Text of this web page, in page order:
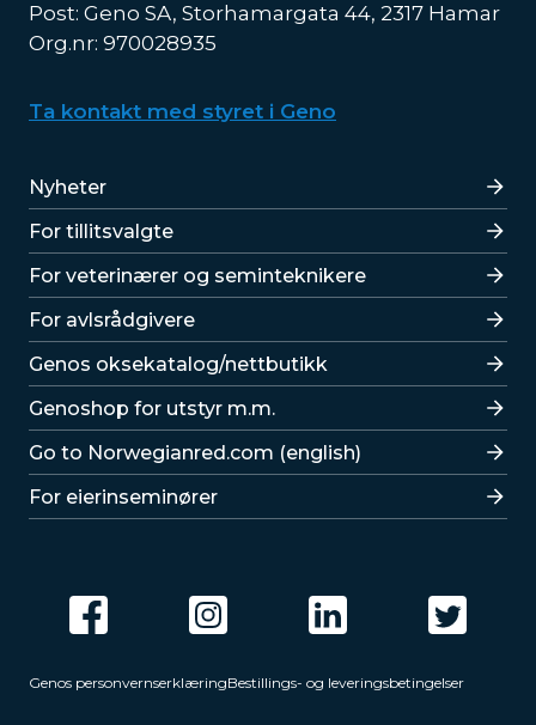
Post: Geno SA, Storhamargata 44, 2317 Hamar
Org.nr: 970028935
Ta kontakt med styret i Geno
Lenker
Nyheter
For tillitsvalgte
For veterinærer og seminteknikere
For avlsrådgivere
Lenker
Genos oksekatalog/nettbutikk
Genoshop for utstyr m.m.
Go to Norwegianred.com (english)
For eierinseminører
Genos personvernserklæringBestillings- og leveringsbetingelser